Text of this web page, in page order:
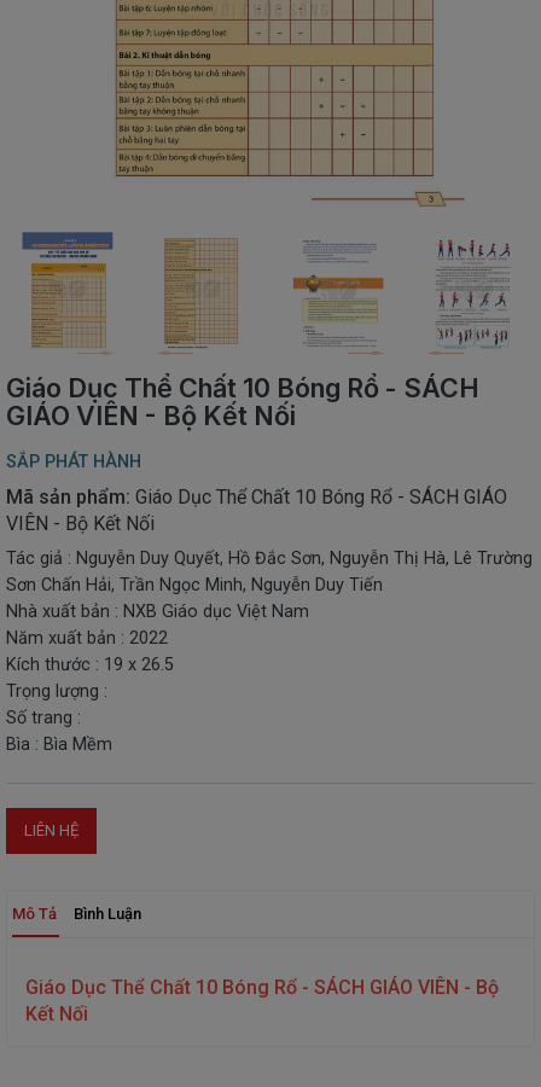
NGỮ
VPP
-
ĐỒ
DÙNG
SINH
TẶNG
-
ĐỒ
CHƠI
THIẾT
BỊ
-
STEM
Giáo Dục Thể Chất 10 Bóng Rổ - SÁCH
GIÁO VIÊN - Bộ Kết Nối
SẮP PHÁT HÀNH
Mã sản phẩm: Giáo Dục Thể Chất 10 Bóng Rổ - SÁCH GIÁO
VIÊN - Bộ Kết Nối
Tác giả : Nguyễn Duy Quyết, Hồ Đắc Sơn, Nguyễn Thị Hà, Lê Trường
Sơn Chấn Hải, Trần Ngọc Minh, Nguyễn Duy Tiến
Nhà xuất bản : NXB Giáo dục Việt Nam
Năm xuất bản : 2022
Kích thước : 19 x 26.5
Trọng lượng :
Số trang :
Bìa : Bìa Mềm
LIÊN HỆ
Mô Tả Bình Luận
Giáo Dục Thể Chất 10 Bóng Rổ - SÁCH GIÁO VIÊN - Bộ
Kết Nối